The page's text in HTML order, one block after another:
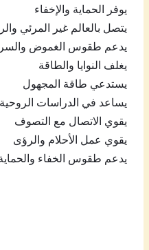
يوفر الحماية والإخفاء
يتصل بالعالم غير المرئي
يدعم طقوس الغموض
يغلف النوايا والطاقة
يستدعي طاقة المجهول
يساعد في الدراسات الروحية
يقوي الاتصال مع التصوف
يقوي عمل الأحلام والرؤى
يدعم طقوس الخفاء